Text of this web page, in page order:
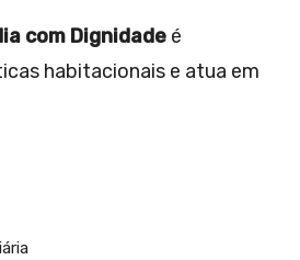
com Dignidade é
habitacionais e atua em